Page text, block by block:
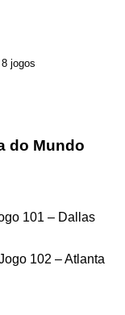
jogos
do Mundo
101 – Dallas
102 – Atlanta